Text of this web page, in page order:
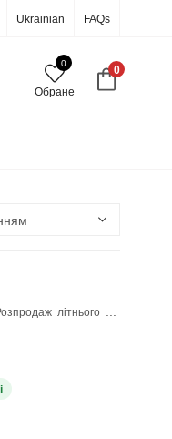
Ukrainian FAQs
0
Обране
0
літнього взуття